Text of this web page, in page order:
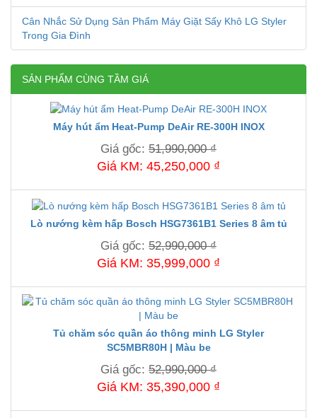
Cân Nhắc Sử Dụng Sản Phẩm Máy Giặt Sấy Khô LG Styler
Trong Gia Đình
SẢN PHẨM CÙNG TẦM GIÁ
Máy hút ẩm Heat-Pump DeAir RE-300H INOX
Giá gốc: 51,990,000 ₫
Giá KM: 45,250,000 ₫
Lò nướng kèm hấp Bosch HSG7361B1 Series 8 âm tủ
Giá gốc: 52,990,000 ₫
Giá KM: 35,999,000 ₫
Tủ chăm sóc quần áo thông minh LG Styler
SC5MBR80H | Màu be
Giá gốc: 52,990,000 ₫
Giá KM: 35,390,000 ₫